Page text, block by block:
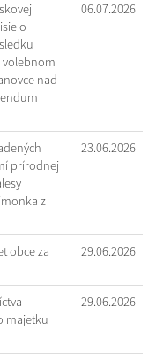
o
volebnom
nad
06.07.2026
prírodnej
z
23.06.2026
obce za
29.06.2026
majetku
29.06.2026